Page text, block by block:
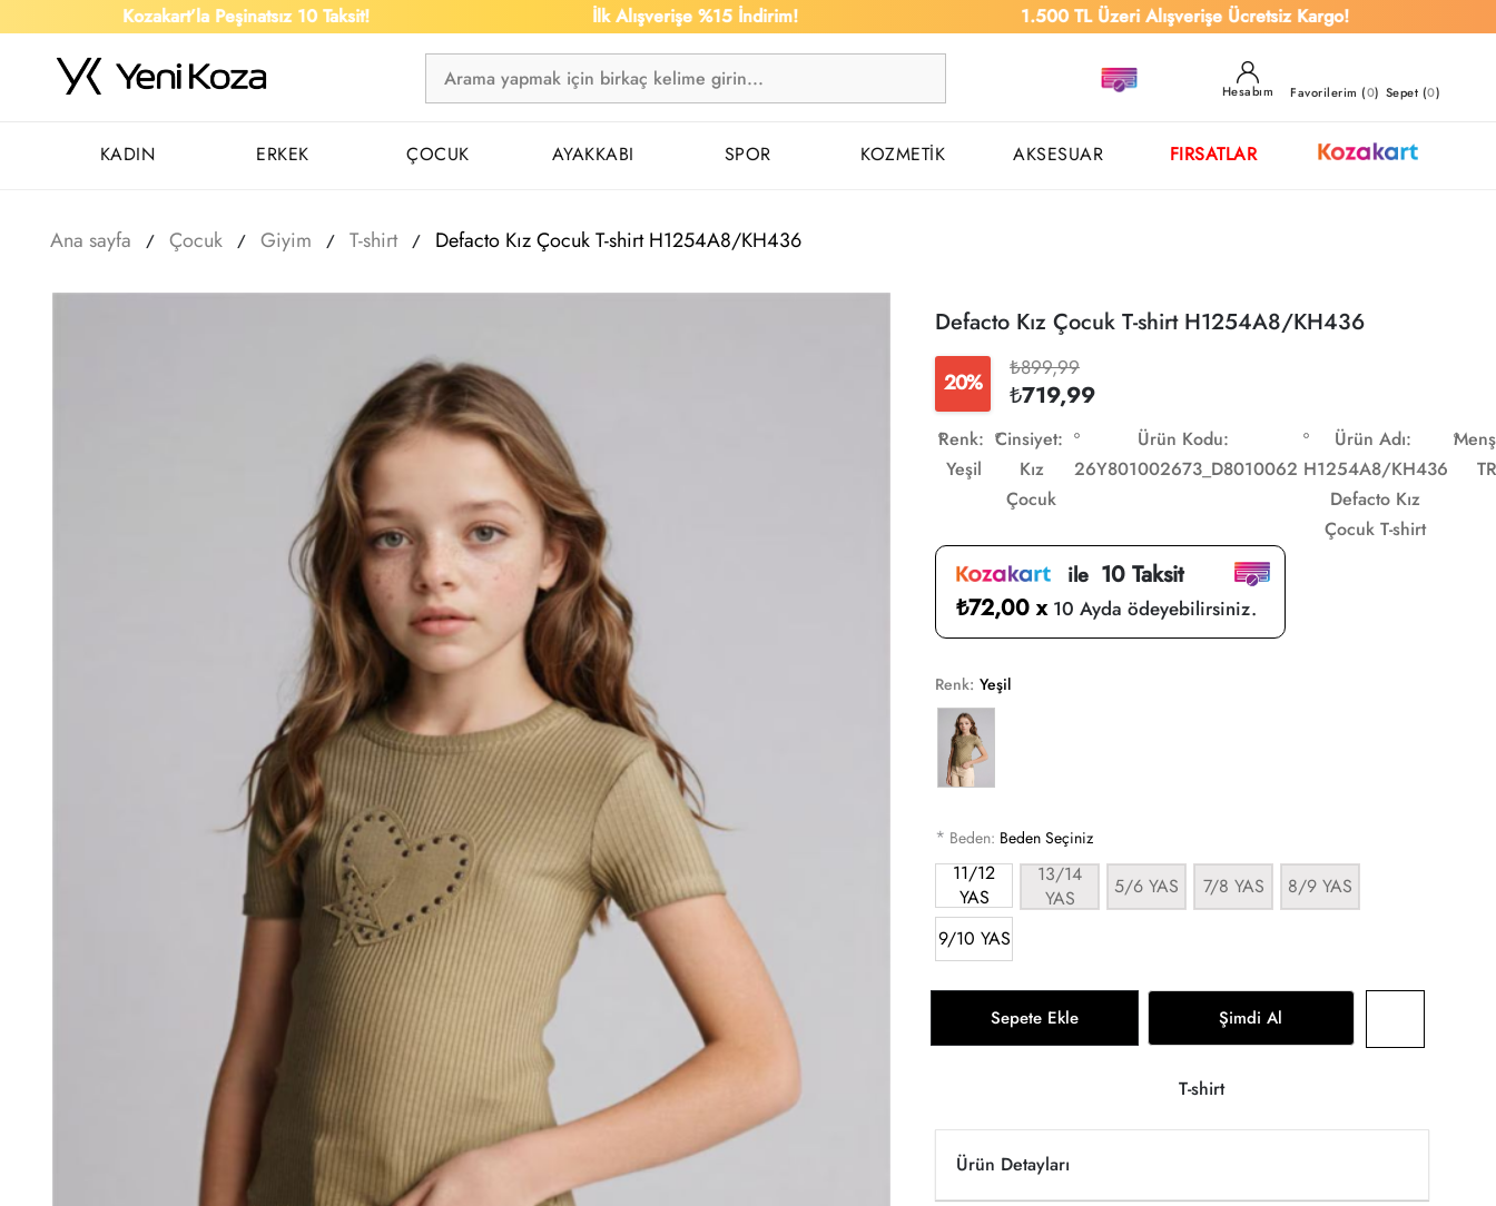
Kozakart’la Peşinatsız 10 Taksit! İlk Alışverişe %15 İndirim! 1.500 TL Üzeri Alışverişe Ücretsiz Kargo!
Hesabım Favorilerim (0) Sepet (0)
KADIN ERKEK ÇOCUK AYAKKABI SPOR KOZMETİK AKSESUAR FIRSATLAR
Ana sayfa Çocuk Giyim T-shirt Defacto Kız Çocuk T-shirt H1254A8/KH436
Defacto Kız Çocuk T-shirt H1254A8/KH436
20%
₺899,99
₺719,99
Renk:
Yeşil
Cinsiyet:
Kız
Çocuk
Ürün Kodu:
26Y801002673_D8010062
Ürün Adı:
H1254A8/KH436
Defacto Kız
Çocuk T-shirt
ile10 Taksit
₺72,00 x 10 Ayda ödeyebilirsiniz.
Renk: Yeşil
* Beden: Beden Seçiniz
11/12
YAS
13/14
YAS
5/6 YAS 7/8 YAS 8/9 YAS
9/10 YAS
Sepete Ekle Şimdi Al
T-shirt
Ürün Detayları